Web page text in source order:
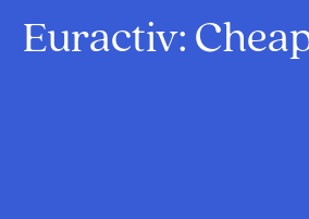
Euractiv: